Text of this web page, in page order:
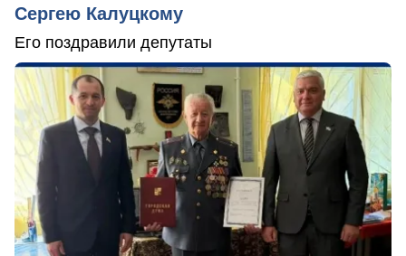
Сергею Калуцкому
Его поздравили депутаты